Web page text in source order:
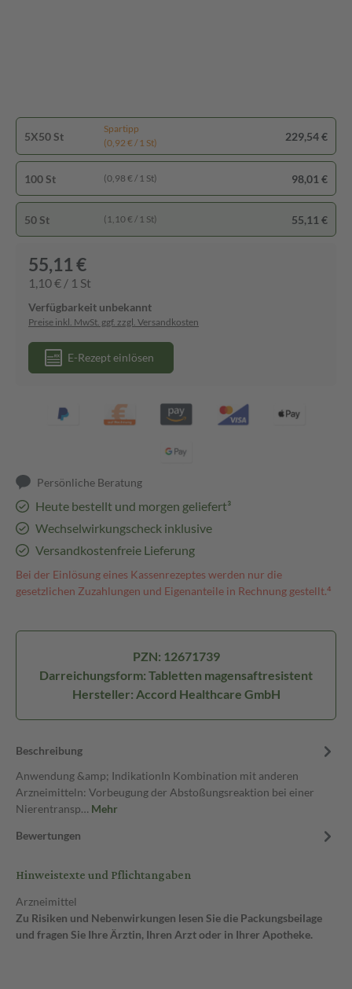
5X50 St
Spartipp
(0,92 € / 1 St)
229,54 €
100 St (0,98 € / 1 St) 98,01 €
50 St (1,10 € / 1 St) 55,11 €
55,11 €
1,10 € / 1 St
Verfügbarkeit unbekannt
Preise inkl. MwSt. ggf. zzgl. Versandkosten
E-Rezept einlösen
Persönliche Beratung
Heute bestellt und morgen geliefert³
Wechselwirkungscheck inklusive
Versandkostenfreie Lieferung
Bei der Einlösung eines Kassenrezeptes werden nur die
gesetzlichen Zuzahlungen und Eigenanteile in Rechnung gestellt.⁴
PZN: 12671739
Darreichungsform: Tabletten magensaftresistent
Hersteller: Accord Healthcare GmbH
Beschreibung
Anwendung &amp; IndikationIn Kombination mit anderen
Arzneimitteln: Vorbeugung der Abstoßungsreaktion bei einer
Nierentransp… Mehr
Bewertungen
Hinweistexte und Pflichtangaben
Arzneimittel
Zu Risiken und Nebenwirkungen lesen Sie die Packungsbeilage
und fragen Sie Ihre Ärztin, Ihren Arzt oder in Ihrer Apotheke.